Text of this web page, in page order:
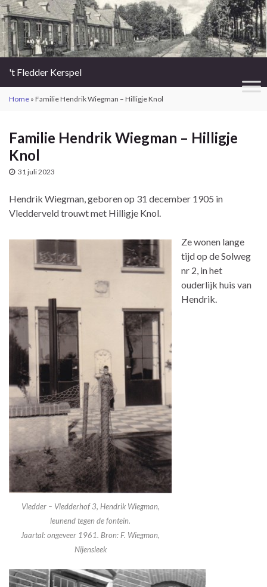
't Fledder Kerspel
Home » Familie Hendrik Wiegman – Hilligje Knol
Familie Hendrik Wiegman – Hilligje
Knol
31 juli 2023
Hendrik Wiegman, geboren op 31 december 1905 in
Vledderveld trouwt met Hilligje Knol.
Vledder – Vledderhof 3, Hendrik Wiegman,
leunend tegen de fontein.
Jaartal: ongeveer 1961. Bron: F. Wiegman,
Nijensleek
Ze wonen lange
tijd op de Solweg
nr 2, in het
ouderlijk huis van
Hendrik.